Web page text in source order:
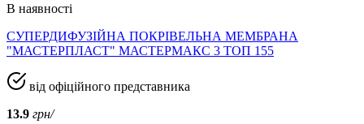
В наявності
СУПЕРДИФУЗІЙНА ПОКРІВЕЛЬНА МЕМБРАНА
"МАСТЕРПЛАСТ" МАСТЕРМАКС 3 ТОП 155
від офіційного представника
13.9 грн/